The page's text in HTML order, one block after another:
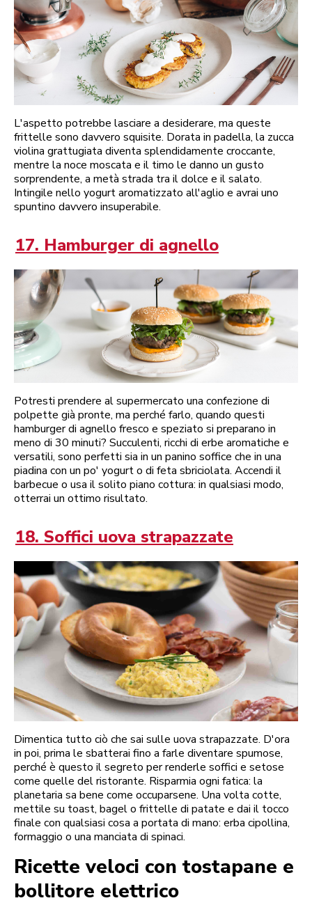
L'aspetto potrebbe lasciare a desiderare, ma queste
frittelle sono davvero squisite. Dorata in padella, la zucca
violina grattugiata diventa splendidamente croccante,
mentre la noce moscata e il timo le danno un gusto
sorprendente, a metà strada tra il dolce e il salato.
Intingile nello yogurt aromatizzato all'aglio e avrai uno
spuntino davvero insuperabile.
17. Hamburger di agnello
Potresti prendere al supermercato una confezione di
polpette già pronte, ma perché farlo, quando questi
hamburger di agnello fresco e speziato si preparano in
meno di 30 minuti? Succulenti, ricchi di erbe aromatiche e
versatili, sono perfetti sia in un panino soffice che in una
piadina con un po' yogurt o di feta sbriciolata. Accendi il
barbecue o usa il solito piano cottura: in qualsiasi modo,
otterrai un ottimo risultato.
18. Soffici uova strapazzate
Dimentica tutto ciò che sai sulle uova strapazzate. D'ora
in poi, prima le sbatterai fino a farle diventare spumose,
perché è questo il segreto per renderle soffici e setose
come quelle del ristorante. Risparmia ogni fatica: la
planetaria sa bene come occuparsene. Una volta cotte,
mettile su toast, bagel o frittelle di patate e dai il tocco
finale con qualsiasi cosa a portata di mano: erba cipollina,
formaggio o una manciata di spinaci.
Ricette veloci con tostapane e
bollitore elettrico